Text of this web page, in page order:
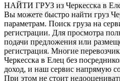
НАЙТИ ГРУЗ из Черкесска в
Вы можете быстро найти груз
параметрам. Поиск груза на
регистрации. Для просмотра
подачи предложения или
регистрация. Многие
Черкесска в Елец без
доход, и наш сервис напрямую
При этом не стоит